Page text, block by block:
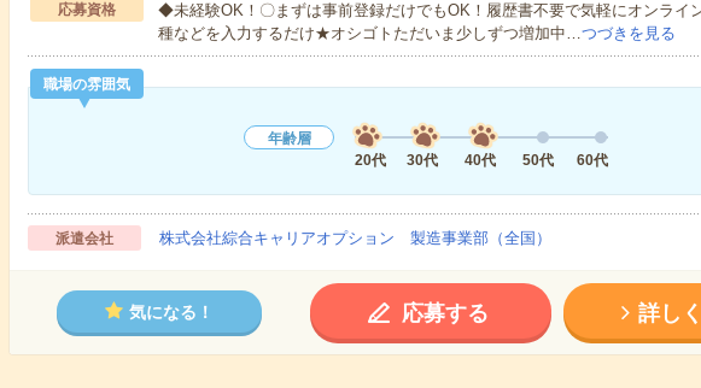
応募資格
◆未経験OK！〇まずは事前登録だけでもOK！履歴書不要で気軽にオンライ
種などを入力するだけ★オシゴトただいま少しずつ増加中…つづきを見る
職場の雰囲気
年齢層
20代
30代 40代 50代 60代
派遣会社 株式会社綜合キャリアオプション 製造事業部（全国）
気になる！ 応募する 詳し